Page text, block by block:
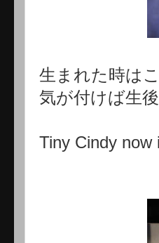
生まれた時は
気が付けば生後
Tiny Cindy now